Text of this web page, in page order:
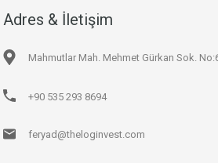
Adres & İletişim
Mahmutlar Mah. Mehmet Gürkan Sok.
+90 535 293 8694
feryad@theloginvest.com